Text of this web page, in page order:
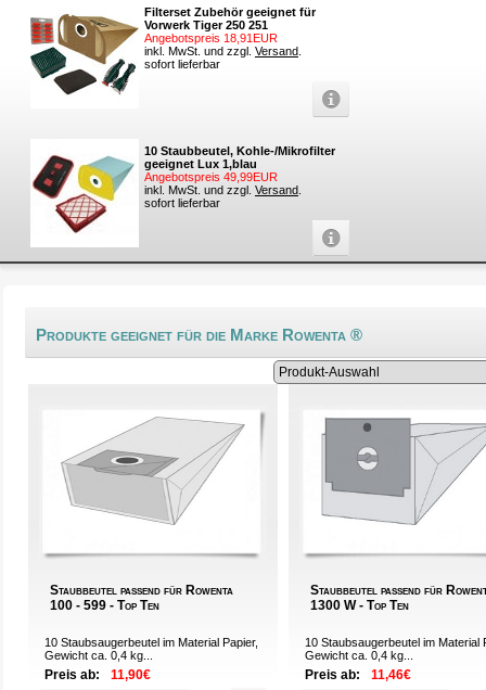
Filterset Zubehör geeignet für
Vorwerk Tiger 250 251
Angebotspreis 18,91EUR
inkl. MwSt. und zzgl. Versand
sofort lieferbar
10 Staubbeutel, Kohle-/Mikrofilter
geeignet Lux 1,blau
Angebotspreis 49,99EUR
inkl. MwSt. und zzgl. Versand
sofort lieferbar
Produkte geeignet für die Marke Rowenta ®
Staubbeutel passend für Rowenta
100 - 599 - Top Ten
10 Staubsaugerbeutel im Material Papier,
Gewicht ca. 0,4 kg...
Preis ab: 11,90€
Staubbeutel passend für
1300 W - Top Ten
10 Staubsaugerbeutel im Material
Gewicht ca. 0,4 kg...
Preis ab: 11,46€